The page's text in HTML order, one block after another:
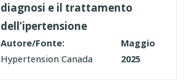
diagnosi e il trattamento
dell’ipertensione
Autore/Fonte:
Hypertension Canada
Maggio
2025